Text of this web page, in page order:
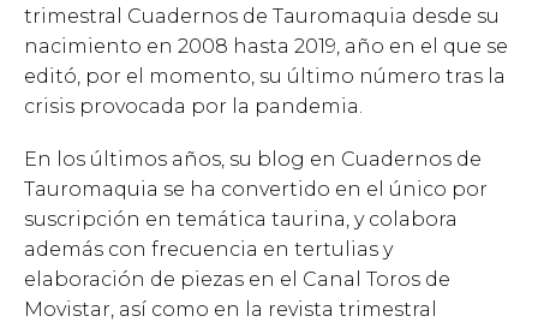
trimestral Cuadernos de Tauromaquia desde su
nacimiento en 2008 hasta 2019, año en el que se
editó, por el momento, su último número tras la
crisis provocada por la pandemia.
En los últimos años, su blog en Cuadernos de
Tauromaquia se ha convertido en el único por
suscripción en temática taurina, y colabora
además con frecuencia en tertulias y
elaboración de piezas en el Canal Toros de
Movistar, así como en la revista trimestral